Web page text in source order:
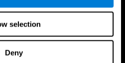
selection
Deny
Aplicação